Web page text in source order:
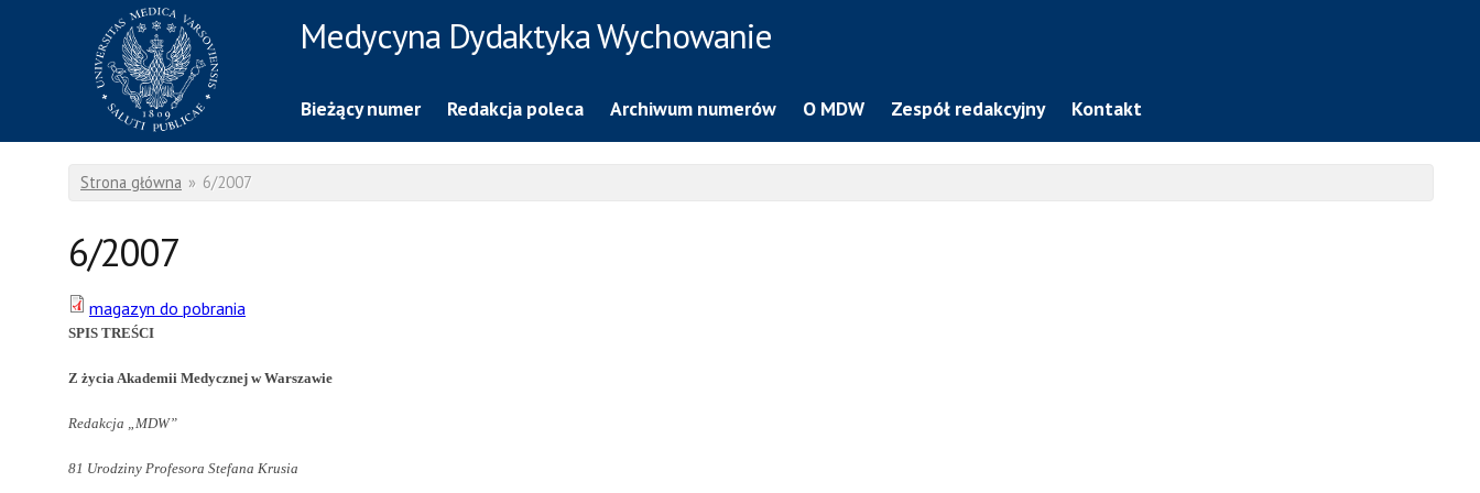
Przejdź do treści Medycyna Dydaktyka Wychowanie
Rzecznik Prasowy
Warszawskiego Uniwersytetu Medycznego
Bieżący numer Redakcja poleca Archiwum numerów O MDW Zespół redakcyjny Kontakt
Jesteś tutaj
Strona główna » 6/2007
6/2007
magazyn do pobrania
SPIS TREŚCI
Z życia Akademii Medycznej w Warszawie
Redakcja „MDW”
81 Urodziny Profesora Stefana Krusia